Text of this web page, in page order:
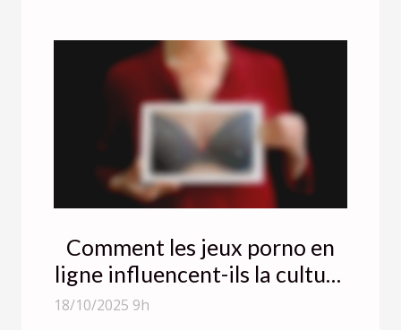
Comment les jeux porno en
ligne influencent-ils la culture
18/10/2025 9h